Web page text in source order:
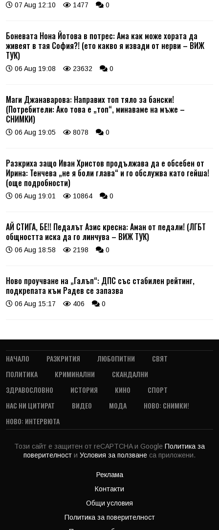
07 Aug 12:10 1477 0
Боневата Нона Йотова в потрес: Ама как може хората да
живеят в тая София?! (ето какво я извади от нерви – ВИЖ
ТУК)
06 Aug 19:08 23632 0
Маги Джанаварова: Направих топ тяло за бански!
(Потребители: Ако това е „топ“, минаваме на мъже –
СНИМКИ)
06 Aug 19:05 8078 0
Разкриха защо Иван Христов продължава да е обсебен от
Ирина: Тенчева „не я боли глава“ и го обслужва като гейша!
(още подробности)
06 Aug 19:01 10864 0
АЙ СТИГА, БЕ!! Педалът Азис кресна: Аман от педали! (ЛГБТ
общността иска да го линчува – ВИЖ ТУК)
06 Aug 18:58 2198 0
Ново проучване на „Галъп“: ДПС със стабилен рейтинг,
подкрепата към Радев се запазва
06 Aug 15:17 406 0
НАЧАЛО РАЗКРИТИЯ ЛЮБОПИТНИ
СВЯТ
ПОЛИТИКА
КРИМИНАЛНИ
СКАНДАЛНИ
ЗДРАВОСЛОВНО
ИСТОРИЯ КИНО
СПОРТ
НАС НИ ЦИТИРАТ
ВИДЕО МОДА
НОВО: СНИМКИ!
НОВО: ИНТЕРВЮТА
Този сайт е защитен от reCAPTCHA и Google Политика за
поверителност и Условия за ползване са приложени.
Реклама
Контакти
Общи условия
Политика за поверителност